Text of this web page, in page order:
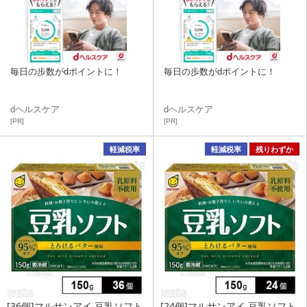
毎日の歩数がdポイントに！
dヘルスケア
[PR]
毎日の歩数がdポイントに！
dヘルスケア
[PR]
軽減税率 軽減税率 残りわずか